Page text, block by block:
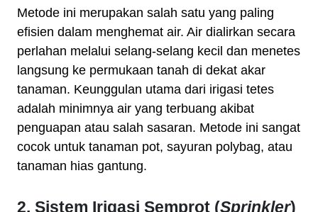
Metode ini merupakan salah satu yang paling
efisien dalam menghemat air. Air dialirkan secara
perlahan melalui selang-selang kecil dan menetes
langsung ke permukaan tanah di dekat akar
tanaman. Keunggulan utama dari irigasi tetes
adalah minimnya air yang terbuang akibat
penguapan atau salah sasaran. Metode ini sangat
cocok untuk tanaman pot, sayuran polybag, atau
tanaman hias gantung.
2. Sistem Irigasi Semprot (Sprinkler)